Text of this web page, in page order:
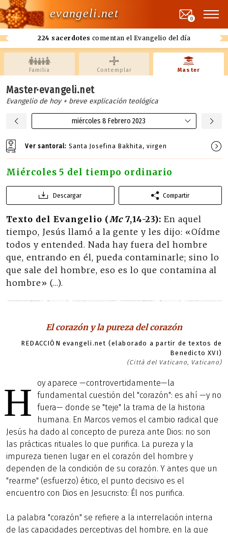
evangeli.net
224 sacerdotes comentan el Evangelio del día
0
Familia Contemplar Master
Master·evangeli.net
Evangelio de hoy + breve explicación teológica
miércoles 8 Febrero 2023
Ver santoral: Santa Josefina Bakhita, virgen
Miércoles 5 del tiempo ordinario
Descargar Compartir
Texto del Evangelio (Mc7,14-23): En aquel
tiempo, Jesús llamó a la gente y les dijo: «Oídme
todos y entended. Nada hay fuera del hombre
que, entrando en él, pueda contaminarle; sino lo
que sale del hombre, eso es lo que contamina al
hombre» (…).
El corazón y la pureza del corazón
REDACCIÓN evangeli.net (elaborado a partir de textos de
Benedicto XVI)
(Città del Vaticano, Vaticano)
H
oy aparece —controvertidamente—la
fundamental cuestión del "corazón": es ahí —y no
fuera— donde se "teje" la trama de la historia
humana. En Marcos vemos el cambio radical que
Jesús ha dado al concepto de pureza ante Dios: no son
las prácticas rituales lo que purifica. La pureza y la
impureza tienen lugar en el corazón del hombre y
dependen de la condición de su corazón. Y antes que un
"rearme" (esfuerzo) ético, el punto decisivo es el
encuentro con Dios en Jesucristo: Él nos purifica.
La palabra "corazón" se refiere a la interrelación interna
de las capacidades perceptivas del hombre, en la que